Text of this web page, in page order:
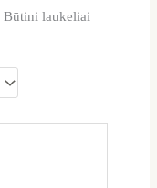
Būtini laukeliai